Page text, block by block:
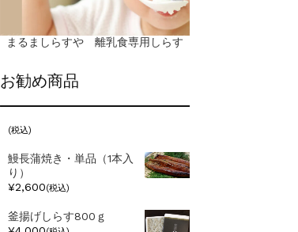
まるましらすや 離乳食専用しらす
お勧め商品
(税込)
鰻長蒲焼き・単品（1本入
り）
¥2,600(税込)
釜揚げしらす800ｇ